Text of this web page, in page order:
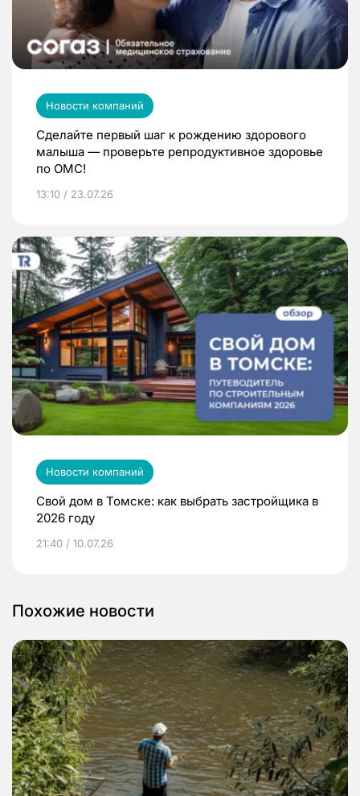
Новости компаний
Сделайте первый шаг к рождению здорового
малыша — проверьте репродуктивное здоровье
по ОМС!
13:10 / 23.07.26
Новости компаний
Свой дом в Томске: как выбрать застройщика в
2026 году
21:40 / 10.07.26
Похожие новости